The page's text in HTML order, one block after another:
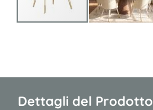
galleria
immagini
Dettagli del Prodotto